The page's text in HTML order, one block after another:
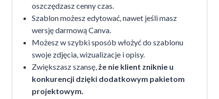
oszczędzasz cenny czas.
Szablon możesz edytować, nawet jeśli masz
wersję darmową Canva.
Możesz w szybki sposób włożyć do szablonu
swoje zdjęcia, wizualizacje i opisy.
Zwiększasz szansę,że nie klient zniknie u
konkurencji dzięki dodatkowym pakietom
projektowym.